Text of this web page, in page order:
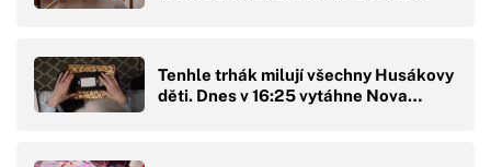
Tenhle trhák milují všechny Husákovy
děti. Dnes v 16:25 vytáhne Nova…